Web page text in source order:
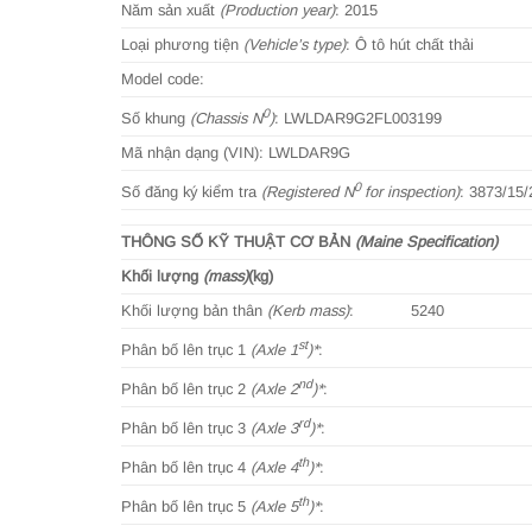
Năm sản xuất (Production year): 2015
Loại phương tiện (Vehicle’s type): Ô tô hút chất thải
Model code:
Số khung (Chassis N0): LWLDAR9G2FL003199
Mã nhận dạng (VIN): LWLDAR9G
Số đăng ký kiểm tra (Registered N0 for inspection): 3873/15/
THÔNG SỐ KỸ THUẬT CƠ BẢN (Maine Specification)
Khối lượng (mass)(kg)
Khối lượng bản thân (Kerb mass): 5240
Phân bố lên trục 1 (Axle 1st)*:
Phân bố lên trục 2 (Axle 2nd)*:
Phân bố lên trục 3 (Axle 3rd)*:
Phân bố lên trục 4 (Axle 4th)*:
Phân bố lên trục 5 (Axle 5th)*: